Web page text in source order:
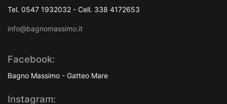
Tel. 0547 1932032 - Cell. 338 4172653
info@bagnomassimo.it
Facebook:
Bagno Massimo - Gatteo Mare
Instagram: